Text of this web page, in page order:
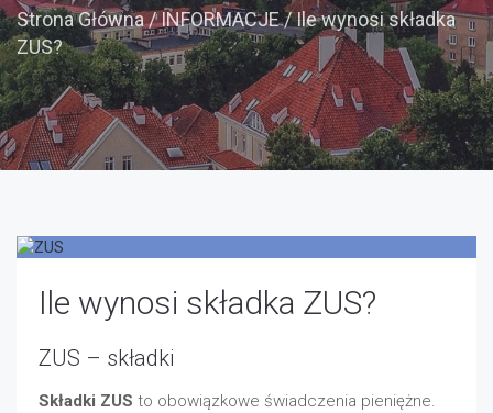
Strona Główna/INFORMACJE/Ile wynosi składka
ZUS?
Ile wynosi składka ZUS?
ZUS – składki
Składki ZUS to obowiązkowe świadczenia pieniężne.